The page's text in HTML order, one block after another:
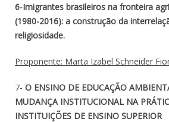
6-Imigrantes brasileiros na fronteira
(1980-2016): a construção da
religiosidade.
Proponente: Marta Izabel Schneider
7- O ENSINO DE EDUCAÇÃO
MUDANÇA INSTITUCIONAL NA
INSTITUIÇÕES DE ENSINO SUPERIOR